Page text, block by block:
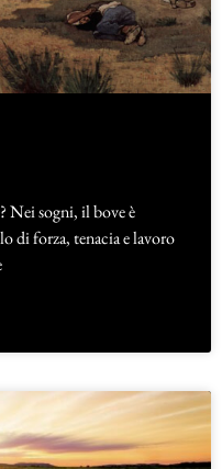
Nei sogni, il bove è
di forza, tenacia e lavoro